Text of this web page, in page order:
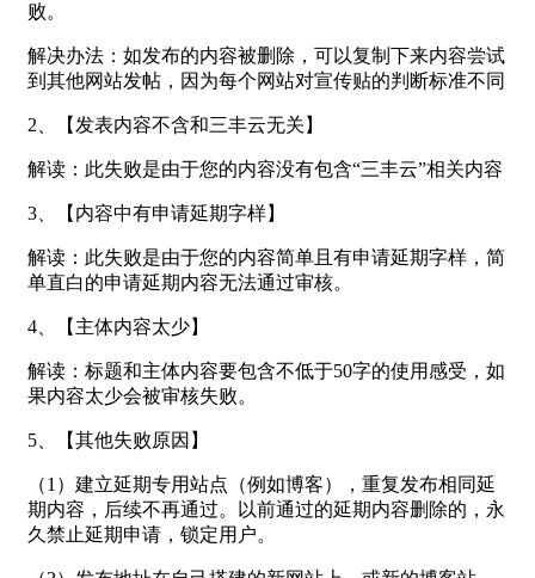
败。
解决办法：如发布的内容被删除，可以复制下来内容尝试
到其他网站发帖，因为每个网站对宣传贴的判断标准不同
2、【发表内容不含和三丰云无关】
解读：此失败是由于您的内容没有包含“三丰云”相关内容
3、【内容中有申请延期字样】
解读：此失败是由于您的内容简单且有申请延期字样，简
单直白的申请延期内容无法通过审核。
4、【主体内容太少】
解读：标题和主体内容要包含不低于50字的使用感受，如
果内容太少会被审核失败。
5、【其他失败原因】
（1）建立延期专用站点（例如博客），重复发布相同延
期内容，后续不再通过。以前通过的延期内容删除的，永
久禁止延期申请，锁定用户。